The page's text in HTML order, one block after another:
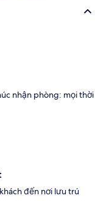
nhận phòng: mọi thời
đến nơi lưu trú